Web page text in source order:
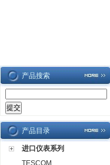
产品搜索
产品目录
进口仪表系列
TESCOM